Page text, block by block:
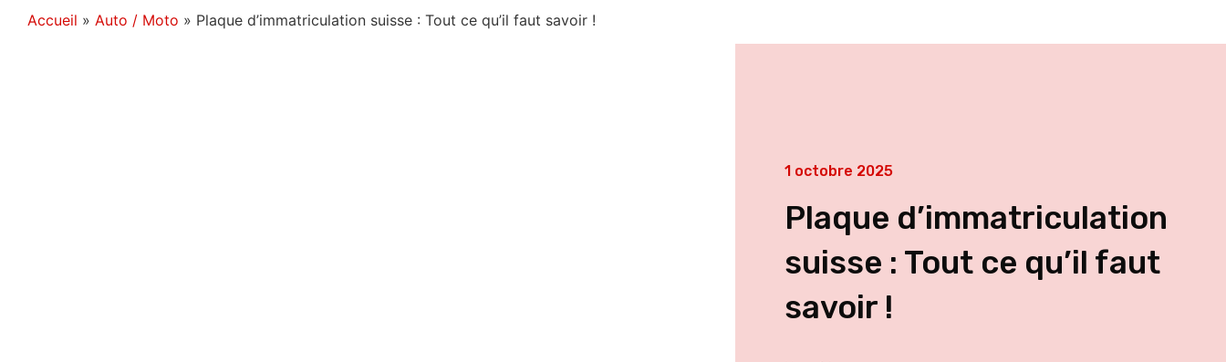
Accueil » Auto / Moto » Plaque d’immatriculation suisse : Tout ce qu’il faut savoir !
1 octobre 2025
Plaque d’immatriculation
suisse : Tout ce qu’il faut
savoir !